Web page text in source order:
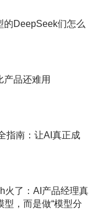
的DeepSeek们怎么
产品还难用
指南：让AI真正成
火了：AI产品经理真
型，而是做“模型分